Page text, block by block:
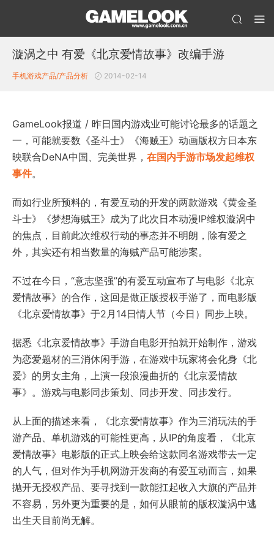
漩涡之中 有爱《北京爱情故事》改编手游
手机游戏产品/产品分析 2014-02-14
GameLook报道 / 昨日国内游戏业可能讨论最多的话题之
一，可能就要数《圣斗士》《海贼王》动画版权方日本东
映联合DeNA中国、完美世界， 在国内手游市场发起维权
事件。
而如行业所预料的，有爱互动的开发的两款游戏《黄金圣
斗士》《梦想海贼王》成为了此次日本动漫IP维权漩涡中
的焦点，目前此次维权行动的事态并不明朗，除有爱之
外，其实还有相当数量的海贼产品可能涉案。
不过在今日，“意志坚强”的有爱互动宣布了与电影《北京
爱情故事》的合作，这回是做正版授权手游了，而电影版
《北京爱情故事》于2月14日情人节（今日）同步上映。
据悉《北京爱情故事》手游自电影开拍就开始制作，游戏
为恋爱题材的三消休闲手游，在游戏中玩家将会化身《北
爱》的男女主角，上演一段浪漫曲折的《北京爱情故
事》。游戏与电影同步策划、同步开发、同步发行。
从上面的描述来看，《北京爱情故事》作为三消玩法的手
游产品、单机游戏的可能性更高，从IP的角度看，《北京
爱情故事》电影版的正式上映会给这款同名游戏带去一定
的人气，但对作为手机网游开发商的有爱互动而言，如果
抛开无授权产品、要寻找到一款能扛起收入大旗的产品并
不容易，另外更为重要的是，如何从眼前的版权漩涡中逃
出生天目前尚无解。